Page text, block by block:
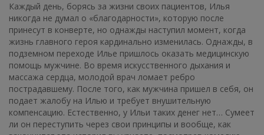
Каждый день, борясь за жизни своих пациентов, Илья
никогда не думал о «благодарности», которую после
принесут в конверте, но однажды наступил момент, когда
жизнь главного героя кардинально изменилась. Однажды, в
подземном переходе Илье пришлось оказать медицинскую
помощь мужчине. Во время искусственного дыхания и
массажа сердца, молодой врач ломает ребро
пострадавшему. После того, как мужчина пришел в себя, он
подает жалобу на Илью и требует внушительную
компенсацию. Естественно, у Ильи таких денег нет… Сумеет
ли он переступить через свои принципы и вообще, как